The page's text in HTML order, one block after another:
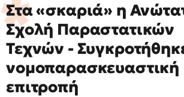
Στα «σκαριά» η
Σχολή Παραστατικών
Τεχνών -
νομοπαρασκευαστική
επιτροπή